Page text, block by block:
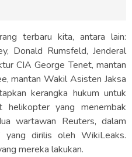
terbaru kita, antara lain:
Donald Rumsfeld, Jenderal
CIA George Tenet, mantan
mantan Wakil Asisten Jaksa
kerangka hukum untuk
helikopter yang menembak
wartawan Reuters, dalam
yang dirilis oleh WikiLeaks.
mereka lakukan.